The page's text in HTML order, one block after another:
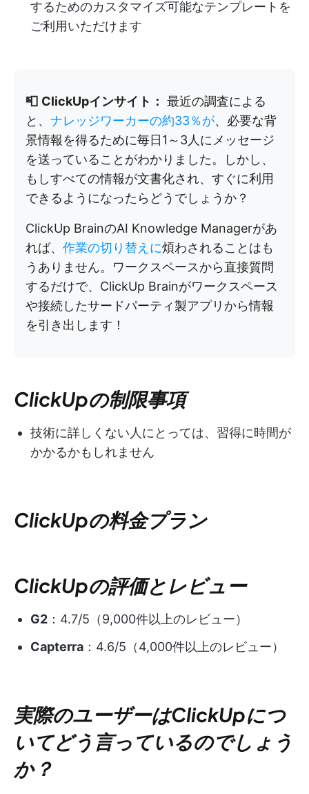
するためのカスタマイズ可能なテンプレートを
ご利用いただけます
📮 ClickUpインサイト： 最近の調査による
と、 ナレッジワーカーの約33％が、必要な背
景情報を得るために毎日1～3人にメッセージ
を送っていることがわかりました。しかし、
もしすべての情報が文書化され、すぐに利用
できるようになったらどうでしょうか？
ClickUp BrainのAI Knowledge Managerがあ
れば、 作業の切り替えに煩わされることはも
うありません。ワークスペースから直接質問
するだけで、ClickUp Brainがワークスペース
や接続したサードパーティ製アプリから情報
を引き出します！
ClickUpの制限事項
技術に詳しくない人にとっては、習得に時間が
かかるかもしれません
ClickUpの料金プラン
ClickUpの評価とレビュー
G2 ：4.7/5（9,000件以上のレビュー）
Capterra ：4.6/5（4,000件以上のレビュー）
実際のユーザーはClickUpにつ
いてどう言っているのでしょう
か？